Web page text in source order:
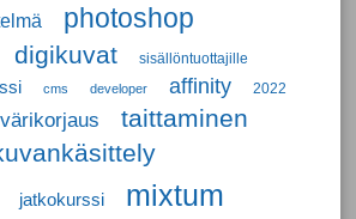
photoshop
digikuvat sisällöntuottajille
cms developer affinity 2022
värikorjaus taittaminen
jatkokurssi mixtum